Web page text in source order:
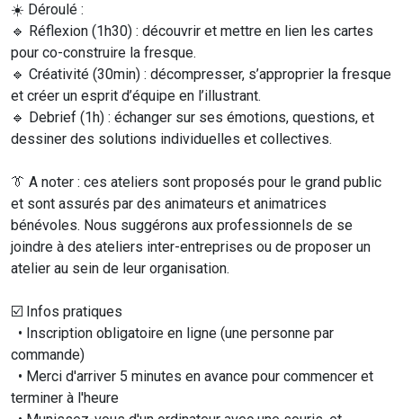
☀️ Déroulé :
🔹 Réflexion (1h30) : découvrir et mettre en lien les cartes
pour co-construire la fresque.
🔹 Créativité (30min) : décompresser, s’approprier la fresque
et créer un esprit d’équipe en l’illustrant.
🔹 Debrief (1h) : échanger sur ses émotions, questions, et
dessiner des solutions individuelles et collectives.
👔 A noter : ces ateliers sont proposés pour le grand public
et sont assurés par des animateurs et animatrices
bénévoles. Nous suggérons aux professionnels de se
joindre à des ateliers inter-entreprises ou de proposer un
atelier au sein de leur organisation.
☑️ Infos pratiques
• Inscription obligatoire en ligne (une personne par
commande)
• Merci d'arriver 5 minutes en avance pour commencer et
terminer à l'heure